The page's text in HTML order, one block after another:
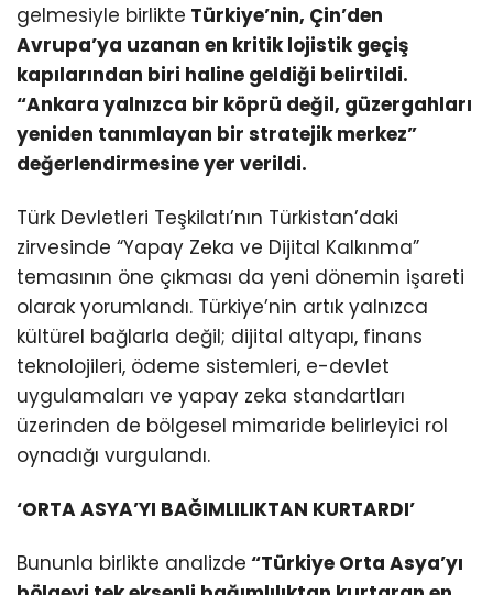
gelmesiyle birlikte Türkiye’nin, Çin’den
Avrupa’ya uzanan en kritik lojistik geçiş
kapılarından biri haline geldiği belirtildi.
“Ankara yalnızca bir köprü değil, güzergahları
yeniden tanımlayan bir stratejik merkez”
değerlendirmesine yer verildi.
Türk Devletleri Teşkilatı’nın Türkistan’daki
zirvesinde “Yapay Zeka ve Dijital Kalkınma”
temasının öne çıkması da yeni dönemin işareti
olarak yorumlandı. Türkiye’nin artık yalnızca
kültürel bağlarla değil; dijital altyapı, finans
teknolojileri, ödeme sistemleri, e-devlet
uygulamaları ve yapay zeka standartları
üzerinden de bölgesel mimaride belirleyici rol
oynadığı vurgulandı.
‘ORTA ASYA’YI BAĞIMLILIKTAN KURTARDI’
Bununla birlikte analizde “Türkiye Orta Asya’yı